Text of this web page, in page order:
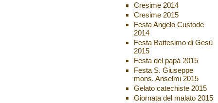
Cresime 2014
Cresime 2015
Festa Angelo Custode
2014
Festa Battesimo di Gesù
2015
Festa del papà 2015
Festa S. Giuseppe
mons. Anselmi 2015
Gelato catechiste 2015
Giornata del malato 2015